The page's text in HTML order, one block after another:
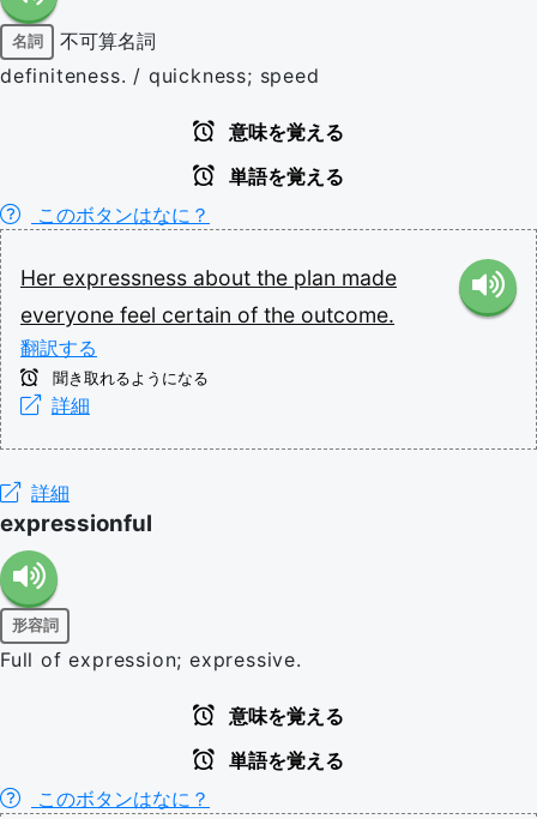
名詞
不可算名詞
definiteness. / quickness; speed
意味を覚える
単語を覚える
このボタンはなに？
Her expressness about the plan made
everyone feel certain of the outcome.
翻訳する
聞き取れるようになる
詳細
詳細
expressionful
形容詞
Full of expression; expressive.
意味を覚える
単語を覚える
このボタンはなに？